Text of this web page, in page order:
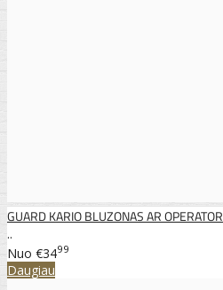
GUARD KARIO BLUZONAS AR OPERATOR
..
Nuo €3499
Daugiau